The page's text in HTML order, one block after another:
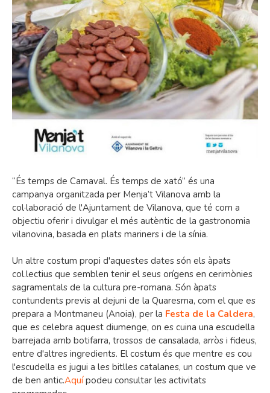
“És temps de Carnaval. És temps de xató” és una
campanya organitzada per Menja’t Vilanova amb la
col·laboració de l'Ajuntament de Vilanova, que té com a
objectiu oferir i divulgar el més autèntic de la gastronomia
vilanovina, basada en plats mariners i de la sínia.
Un altre costum propi d'aquestes dates són els àpats
col.lectius que semblen tenir el seus orígens en cerimònies
sagramentals de la cultura pre-romana. Són àpats
contundents previs al dejuni de la Quaresma, com el que es
prepara a Montmaneu (Anoia), per la Festa de la Caldera,
que es celebra aquest diumenge, on es cuina una escudella
barrejada amb botifarra, trossos de cansalada, arròs i fideus,
entre d'altres ingredients. El costum és que mentre es cou
l'escudella es jugui a les bitlles catalanes, un costum que ve
de ben antic.Aquípodeu consultar les activitats